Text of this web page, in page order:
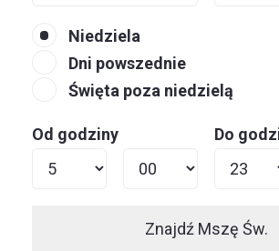
Niedziela
Dni powszednie
Święta poza niedzielą
Od godziny Do
Znajdź Mszę Św.